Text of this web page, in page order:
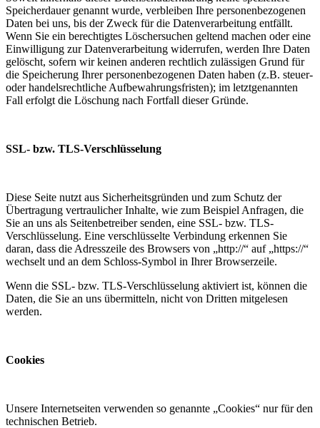
Speicherdauer genannt wurde, verbleiben Ihre personenbezogenen
Daten bei uns, bis der Zweck für die Datenverarbeitung entfällt.
Wenn Sie ein berechtigtes Löschersuchen geltend machen oder eine
Einwilligung zur Datenverarbeitung widerrufen, werden Ihre Daten
gelöscht, sofern wir keinen anderen rechtlich zulässigen Grund für
die Speicherung Ihrer personenbezogenen Daten haben (z.B. steuer-
oder handelsrechtliche Aufbewahrungsfristen); im letztgenannten
Fall erfolgt die Löschung nach Fortfall dieser Gründe.
SSL- bzw. TLS-Verschlüsselung
Diese Seite nutzt aus Sicherheitsgründen und zum Schutz der
Übertragung vertraulicher Inhalte, wie zum Beispiel Anfragen, die
Sie an uns als Seitenbetreiber senden, eine SSL- bzw. TLS-
Verschlüsselung. Eine verschlüsselte Verbindung erkennen Sie
daran, dass die Adresszeile des Browsers von „http://“ auf „https://“
wechselt und an dem Schloss-Symbol in Ihrer Browserzeile.
Wenn die SSL- bzw. TLS-Verschlüsselung aktiviert ist, können die
Daten, die Sie an uns übermitteln, nicht von Dritten mitgelesen
werden.
Cookies
Unsere Internetseiten verwenden so genannte „Cookies“ nur für den
technischen Betrieb.